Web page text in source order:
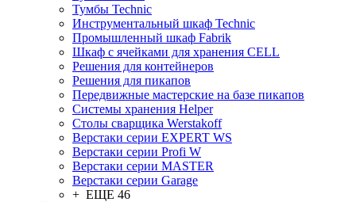
Тумбы Technic
Инструментальный шкаф Technic
Промышленный шкаф Fabrik
Шкаф с ячейками для хранения CELL
Решения для контейнеров
Решения для пикапов
Передвижные мастерские на базе пикапов
Системы хранения Helper
Столы сварщика Werstakoff
Верстаки серии EXPERT WS
Верстаки серии Profi W
Верстаки серии MASTER
Верстаки серии Garage
+ ЕЩЕ 46